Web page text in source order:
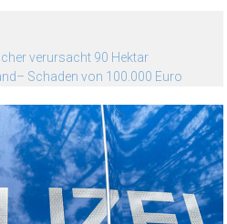
verursacht 90 Hektar
Schaden von 100.000 Euro